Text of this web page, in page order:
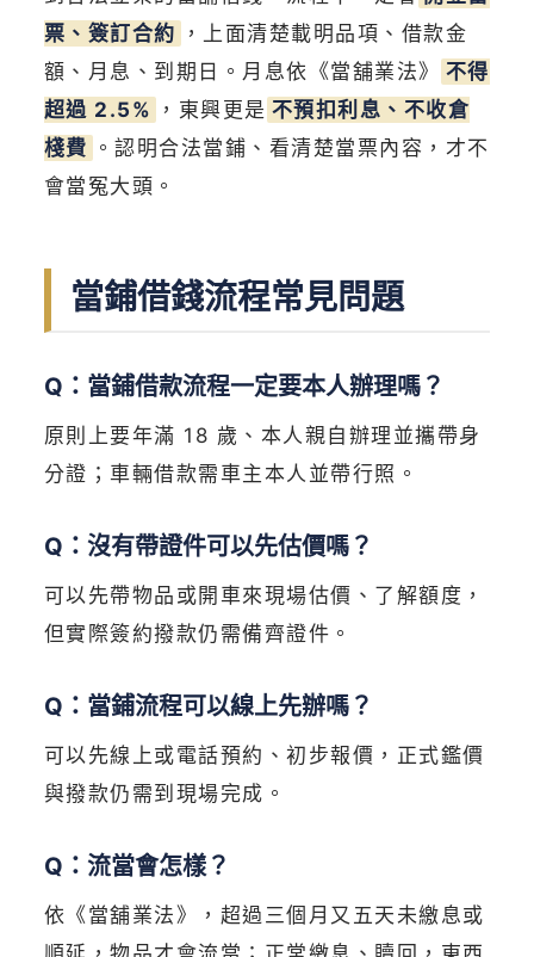
票、簽訂合約 ，上面清楚載明品項、借款金
額、月息、到期日。月息依《當舖業法》
不得
超過 2.5% ，東興更是 不預扣利息、不收倉
棧費 。認明合法當鋪、看清楚當票內容，才不
會當冤大頭。
當鋪借錢流程常見問題
Q：當鋪借款流程一定要本人辦理嗎？
原則上要年滿 18 歲、本人親自辦理並攜帶身
分證；車輛借款需車主本人並帶行照。
Q：沒有帶證件可以先估價嗎？
可以先帶物品或開車來現場估價、了解額度，
但實際簽約撥款仍需備齊證件。
Q：當鋪流程可以線上先辦嗎？
可以先線上或電話預約、初步報價，正式鑑價
與撥款仍需到現場完成。
Q：流當會怎樣？
依《當舖業法》，超過三個月又五天未繳息或